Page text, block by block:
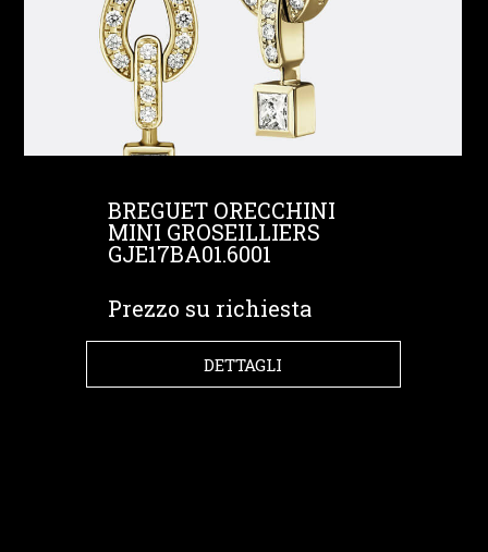
BREGUET ORECCHINI
MINI GROSEILLIERS
GJE17BA01.6001
Prezzo su richiesta
DETTAGLI